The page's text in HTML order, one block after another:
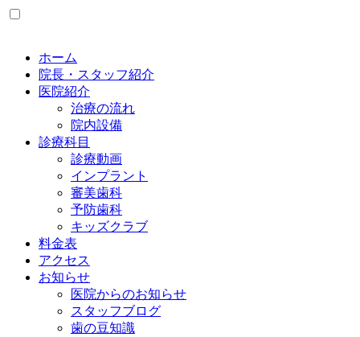
ホーム
院長・スタッフ紹介
医院紹介
治療の流れ
院内設備
診療科目
診療動画
インプラント
審美歯科
予防歯科
キッズクラブ
料金表
アクセス
お知らせ
医院からのお知らせ
スタッフブログ
歯の豆知識